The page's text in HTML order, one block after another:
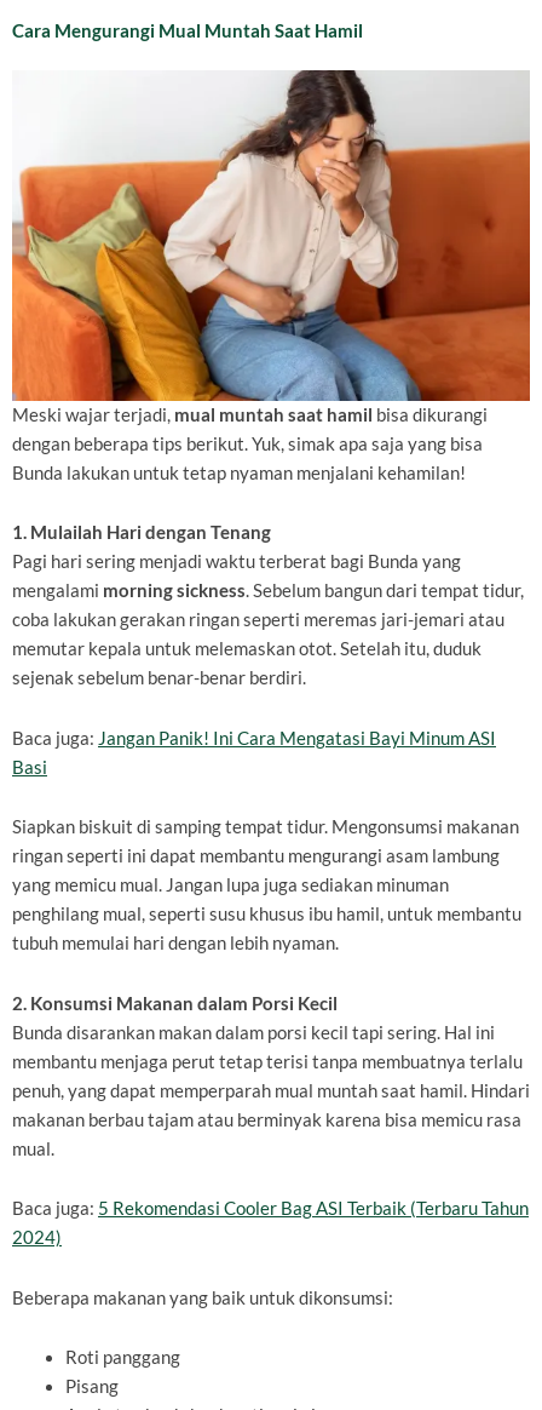
Cara Mengurangi Mual Muntah Saat Hamil
Meski wajar terjadi, mual muntah saat hamil bisa dikurangi
dengan beberapa tips berikut. Yuk, simak apa saja yang bisa
Bunda lakukan untuk tetap nyaman menjalani kehamilan!
1. Mulailah Hari dengan Tenang
Pagi hari sering menjadi waktu terberat bagi Bunda yang
mengalami morning sickness. Sebelum bangun dari tempat tidur,
coba lakukan gerakan ringan seperti meremas jari-jemari atau
memutar kepala untuk melemaskan otot. Setelah itu, duduk
sejenak sebelum benar-benar berdiri.
Baca juga: Jangan Panik! Ini Cara Mengatasi Bayi Minum ASI
Basi
Siapkan biskuit di samping tempat tidur. Mengonsumsi makanan
ringan seperti ini dapat membantu mengurangi asam lambung
yang memicu mual. Jangan lupa juga sediakan minuman
penghilang mual, seperti susu khusus ibu hamil, untuk membantu
tubuh memulai hari dengan lebih nyaman.
2. Konsumsi Makanan dalam Porsi Kecil
Bunda disarankan makan dalam porsi kecil tapi sering. Hal ini
membantu menjaga perut tetap terisi tanpa membuatnya terlalu
penuh, yang dapat memperparah mual muntah saat hamil. Hindari
makanan berbau tajam atau berminyak karena bisa memicu rasa
mual.
Baca juga: 5 Rekomendasi Cooler Bag ASI Terbaik (Terbaru Tahun
2024)
Beberapa makanan yang baik untuk dikonsumsi:
Roti panggang
Pisang